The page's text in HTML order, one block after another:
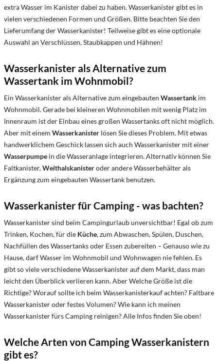
extra Wasser im Kanister dabei zu haben. Wasserkanister gibt es in
vielen verschiedenen Formen und Größen. Bitte beachten Sie den
Lieferumfang der Wasserkanister! Teilweise gibt es eine optionale
Auswahl an Verschlüssen, Staubkappen und Hähnen!
Wasserkanister als Alternative zum
Wassertank im Wohnmobil?
Ein Wasserkanister als Alternative zum eingebauten Wassertank im
Wohnmobil. Gerade bei kleineren Wohnmobilen mit wenig Platz im
Innenraum ist der Einbau eines großen Wassertanks oft nicht möglich.
Aber mit einem Wasserkanister lösen Sie dieses Problem. Mit etwas
handwerklichem Geschick lassen sich auch Wasserkanister mit einer
Wasserpumpe in die Wasseranlage integrieren. Alternativ können Sie
Faltkanister,Weithalskanisteroder andere Wasserbehälter als
Ergänzung zum eingebauten Wassertank benutzen.
Wasserkanister für Camping - was bachten?
Wasserkanister sind beim Campingurlaub unversichtbar! Egal ob zum
Trinken, Kochen, für die Küche, zum Abwaschen, Spülen, Duschen,
Nachfüllen des Wassertanks oder Essen zubereiten – Genauso wie zu
Hause, darf Wasser im Wohnmobil und Wohnwagen nie fehlen. Es
gibt so viele verschiedene Wasserkanister auf dem Markt, dass man
leicht den Überblick verlieren kann. Aber Welche Größe ist die
Richtige? Worauf sollte ich beim Wasserkanisterkauf achten? Faltbare
Wasserkanister oder festes Volumen? Wie kann ich meinen
Wasserkanister fürs Camping reinigen? Alle Infos finden Sie oben!
Welche Arten von Camping Wasserkanistern
gibt es?